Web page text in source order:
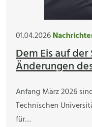
01.04.2026
Dem Eis auf
Änderungen
Anfang März 2026
Technischen
für…